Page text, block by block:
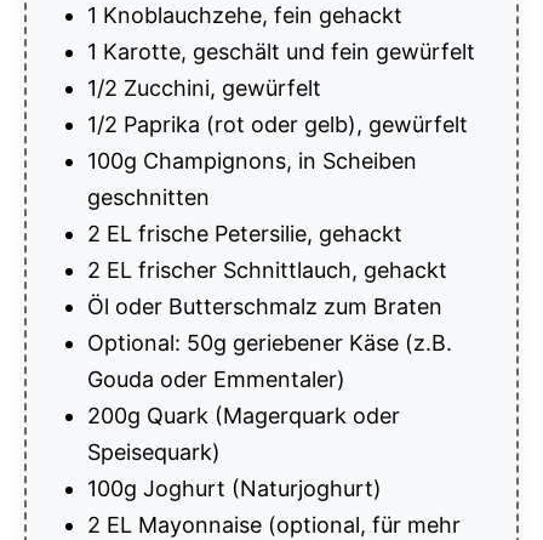
1 Knoblauchzehe, fein gehackt
1 Karotte, geschält und fein gewürfelt
1/2 Zucchini, gewürfelt
1/2 Paprika (rot oder gelb), gewürfelt
100g Champignons, in Scheiben
geschnitten
2 EL frische Petersilie, gehackt
2 EL frischer Schnittlauch, gehackt
Öl oder Butterschmalz zum Braten
Optional: 50g geriebener Käse (z.B.
Gouda oder Emmentaler)
200g Quark (Magerquark oder
Speisequark)
100g Joghurt (Naturjoghurt)
2 EL Mayonnaise (optional, für mehr